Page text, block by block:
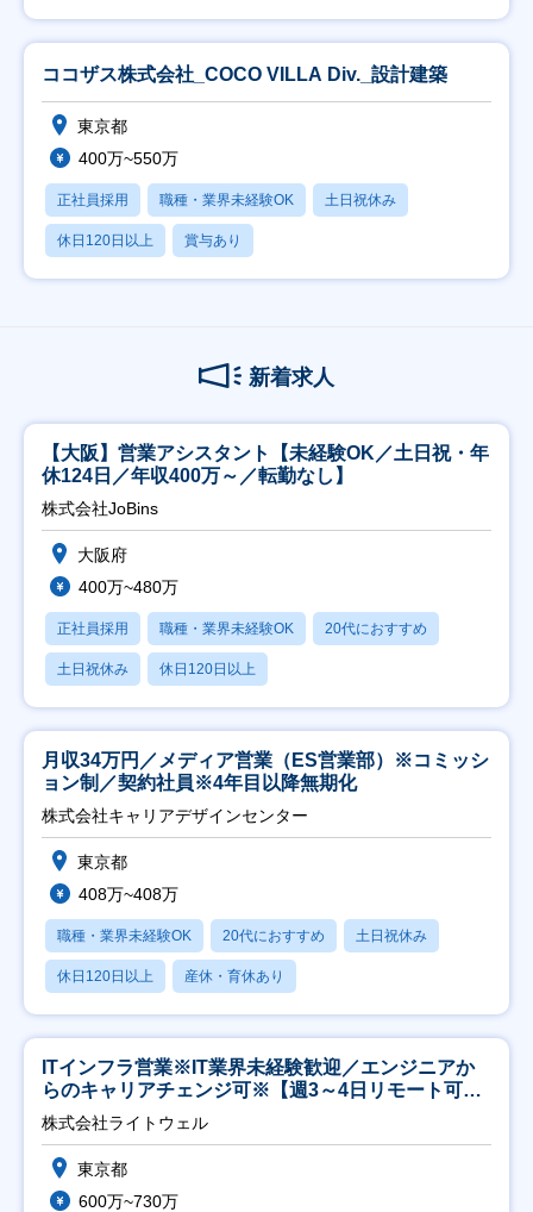
ココザス株式会社_COCO VILLA Div._設計建築
東京都
400万~550万
正社員採用 職種・業界未経験OK 土日祝休み
休日120日以上 賞与あり
新着求人
【大阪】営業アシスタント【未経験OK／土日祝・年
休124日／年収400万～／転勤なし】
株式会社JoBins
大阪府
400万~480万
正社員採用 職種・業界未経験OK 20代におすすめ
土日祝休み 休日120日以上
月収34万円／メディア営業（ES営業部）※コミッシ
ョン制／契約社員※4年目以降無期化
株式会社キャリアデザインセンター
東京都
408万~408万
職種・業界未経験OK 20代におすすめ 土日祝休み
休日120日以上 産休・育休あり
ITインフラ営業※IT業界未経験歓迎／エンジニアか
らのキャリアチェンジ可※【週3～4日リモート可
能】
株式会社ライトウェル
東京都
600万~730万